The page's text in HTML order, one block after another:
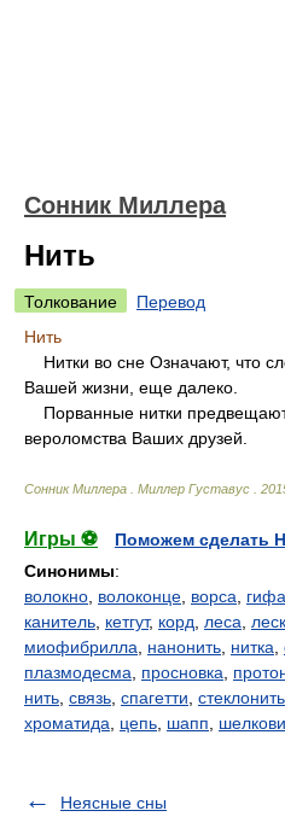
Сонник Миллера
Нить
Толкование
Перевод
Нить
Нитки во сне Означают, что
Вашей жизни, еще далеко.
Порванные нитки
вероломства Ваших друзей.
Сонник Миллера Миллер Густавус
Игры ⚽
Поможем сделать
Синонимы:
волокно волоконце ворса гифа
канитель кетгут, корд леса
миофибрилла
нанонить нитка
плазмодесма
просновка
нить связь спагетти стеклонить
хроматида
цепь шапп
Неясные сны